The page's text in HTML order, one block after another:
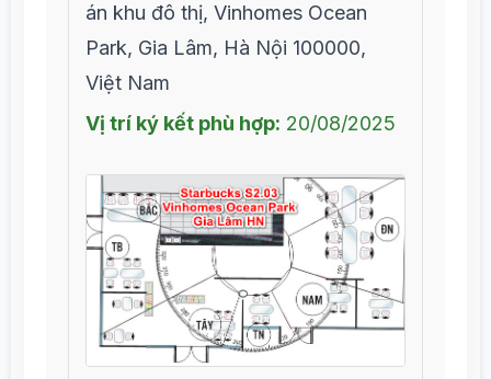
án khu đô thị, Vinhomes Ocean
Park, Gia Lâm, Hà Nội 100000,
Việt Nam
Vị trí ký kết phù hợp: 20/08/2025